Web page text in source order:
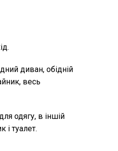
диван, обідній
весь
одягу, в іншій
і туалет.